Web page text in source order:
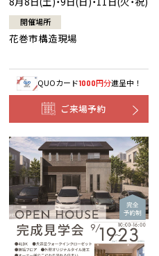
開催場所
花巻市構造現場
QUOカード1000円分進呈中！
ご来場予約